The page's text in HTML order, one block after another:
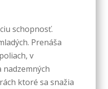
schopnosť.
Prenáša
v
nadzemných
ktoré sa snažia